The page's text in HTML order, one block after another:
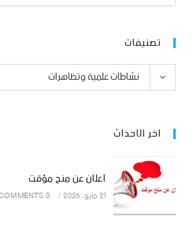
تصنيفات
نشاطات علمية وتظاهرات
اخر الاحداث
اعلان عن منح مؤقت
21 مايو، 2026 /
0 COMMENTS